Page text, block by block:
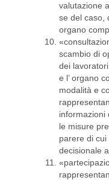
valutazione
se del caso,
organo
scambio di
dei
e l’ organo
modalità e
informazioni
le misure
parere di
decisionale